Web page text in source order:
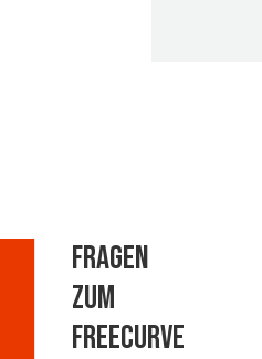
Fragen
zum
Freecurve